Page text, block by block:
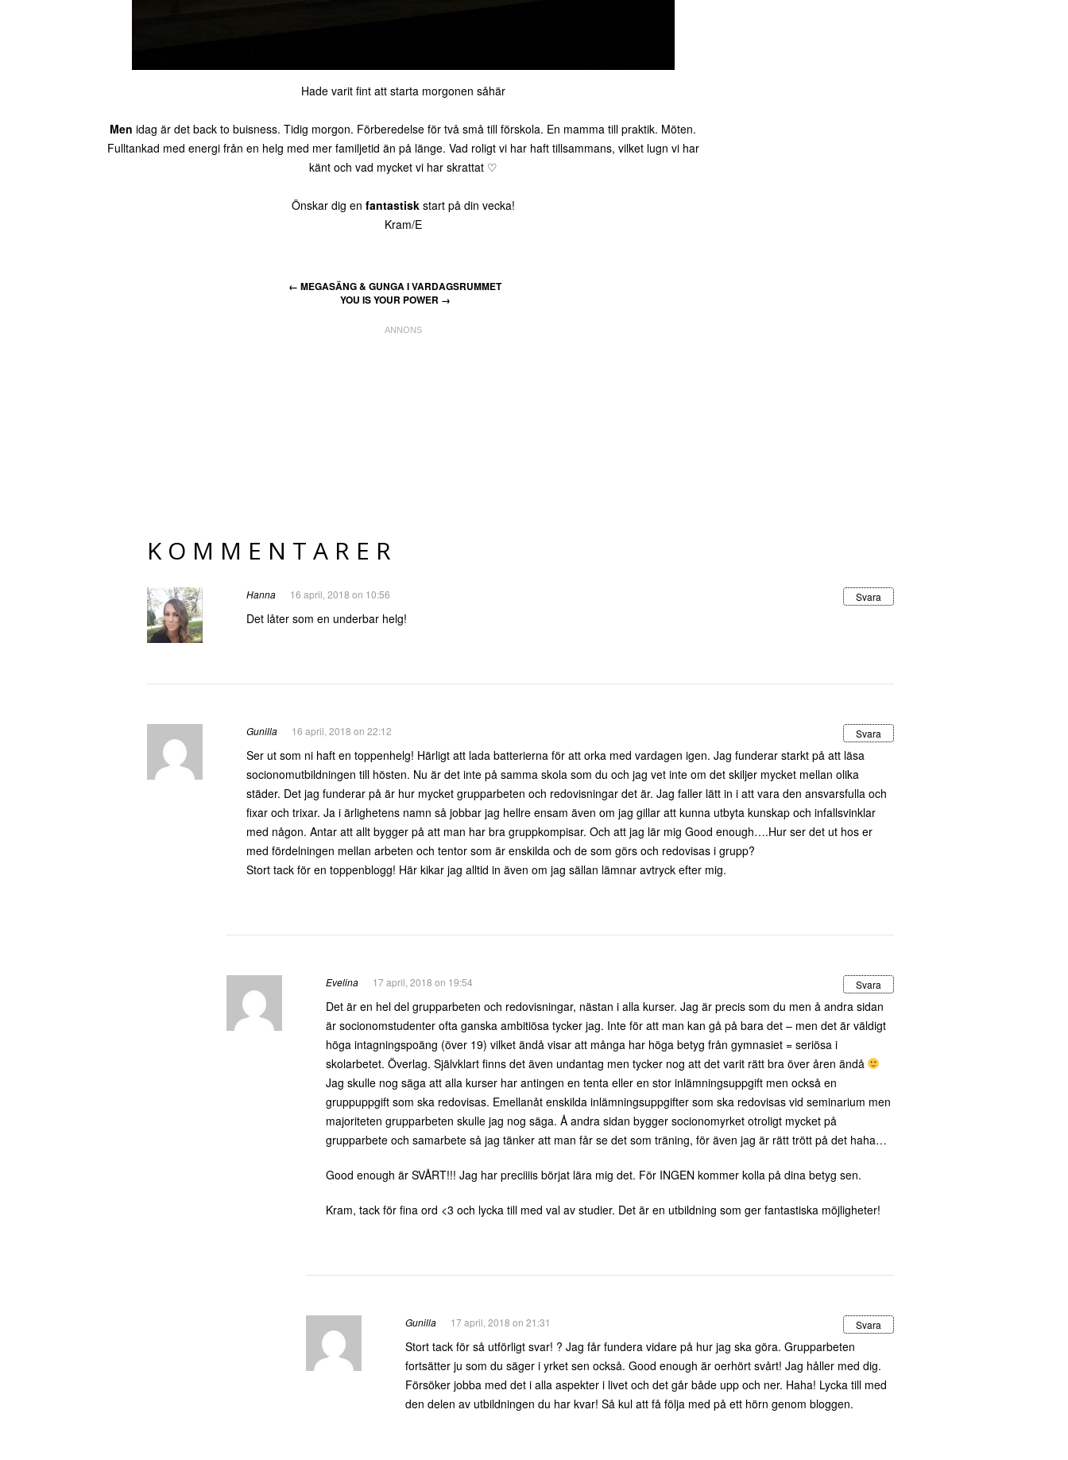
Hade varit fint att starta morgonen såhär
Men idag är det back to buisness. Tidig morgon. Förberedelse för två små till förskola. En mamma till praktik. Möten.
Fulltankad med energi från en helg med mer familjetid än på länge. Vad roligt vi har haft tillsammans, vilket lugn vi har
känt och vad mycket vi har skrattat ♡
Önskar dig en fantastiskstart på din vecka!
Kram/E
← MEGASÄNG & GUNGA I VARDAGSRUMMET
YOU IS YOUR POWER →
KOMMENTARER
Hanna 16 april, 2018 on 10:56 Svara
Det låter som en underbar helg!
Gunilla 16 april, 2018 on 22:12 Svara
Ser ut som ni haft en toppenhelg! Härligt att lada batterierna för att orka med vardagen igen. Jag funderar starkt på att läsa
socionomutbildningen till hösten. Nu är det inte på samma skola som du och jag vet inte om det skiljer mycket mellan olika
städer. Det jag funderar på är hur mycket grupparbeten och redovisningar det är. Jag faller lätt in i att vara den ansvarsfulla och
fixar och trixar. Ja i ärlighetens namn så jobbar jag hellre ensam även om jag gillar att kunna utbyta kunskap och infallsvinklar
med någon. Antar att allt bygger på att man har bra gruppkompisar. Och att jag lär mig Good enough….Hur ser det ut hos er
med fördelningen mellan arbeten och tentor som är enskilda och de som görs och redovisas i grupp?
Stort tack för en toppenblogg! Här kikar jag alltid in även om jag sällan lämnar avtryck efter mig.
Evelina 17 april, 2018 on 19:54 Svara
Det är en hel del grupparbeten och redovisningar, nästan i alla kurser. Jag är precis som du men å andra sidan
är socionomstudenter ofta ganska ambitiösa tycker jag. Inte för att man kan gå på bara det – men det är väldigt
höga intagningspoäng (över 19) vilket ändå visar att många har höga betyg från gymnasiet = seriösa i
skolarbetet. Överlag. Självklart finns det även undantag men tycker nog att det varit rätt bra över åren ändå
Jag skulle nog säga att alla kurser har antingen en tenta eller en stor inlämningsuppgift men också en
gruppuppgift som ska redovisas. Emellanåt enskilda inlämningsuppgifter som ska redovisas vid seminarium men
majoriteten grupparbeten skulle jag nog säga. Å andra sidan bygger socionomyrket otroligt mycket på
grupparbete och samarbete så jag tänker att man får se det som träning, för även jag är rätt trött på det haha…
Good enough är SVÅRT!!! Jag har preciiiis börjat lära mig det. För INGEN kommer kolla på dina betyg sen.
Kram, tack för fina ord <3 och lycka till med val av studier. Det är en utbildning som ger fantastiska möjligheter!
Gunilla 17 april, 2018 on 21:31 Svara
Stort tack för så utförligt svar! ? Jag får fundera vidare på hur jag ska göra. Grupparbeten
fortsätter ju som du säger i yrket sen också. Good enough är oerhört svårt! Jag håller med dig.
Försöker jobba med det i alla aspekter i livet och det går både upp och ner. Haha! Lycka till med
den delen av utbildningen du har kvar! Så kul att få följa med på ett hörn genom bloggen.